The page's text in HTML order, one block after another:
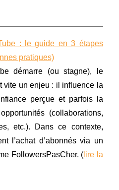
: le guide en 3 étapes
pratiques)
démarre (ou stagne), le
vite un enjeu : il influence la
perçue et parfois la
(collaborations,
etc.). Dans ce contexte,
l’achat d’abonnés via un
FollowersPasCher. ( lire la